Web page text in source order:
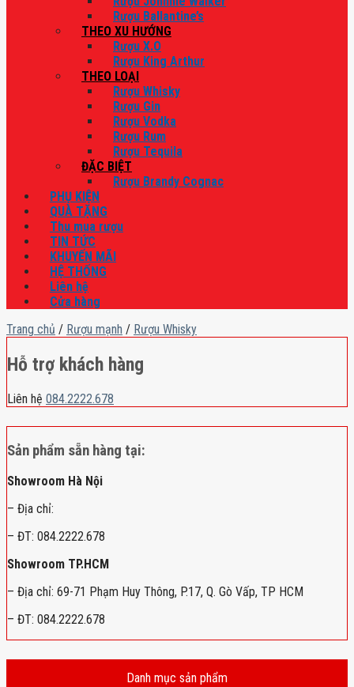
Rượu Ballantine’s
THEO XU HƯỚNG
Rượu X.O
Rượu King Arthur
THEO LOẠI
Rượu Whisky
Rượu Gin
Rượu Vodka
Rượu Rum
Rượu Tequila
ĐẶC BIỆT
Rượu Brandy Cognac
PHỤ KIỆN
QUÀ TẶNG
Thu mua rượu
TIN TỨC
KHUYẾN MÃI
HỆ THỐNG
Liên hệ
Cửa hàng
Trang chủ / Rượu mạnh / Rượu Whisky
Hỗ trợ khách hàng
Liên hệ 084.2222.678
Sản phẩm sẵn hàng tại:
Showroom Hà Nội
– Địa chỉ:
– ĐT: 084.2222.678
Showroom TP.HCM
– Địa chỉ: 69-71 Phạm Huy Thông, P.17, Q. Gò Vấp, TP HCM
– ĐT: 084.2222.678
Danh mục sản phẩm